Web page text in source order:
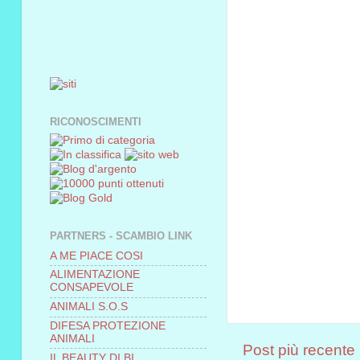
Post più recente
RICONOSCIMENTI
PARTNERS - SCAMBIO LINK
A ME PIACE COSI
ALIMENTAZIONE
CONSAPEVOLE
ANIMALI S.O.S
DIFESA PROTEZIONE
ANIMALI